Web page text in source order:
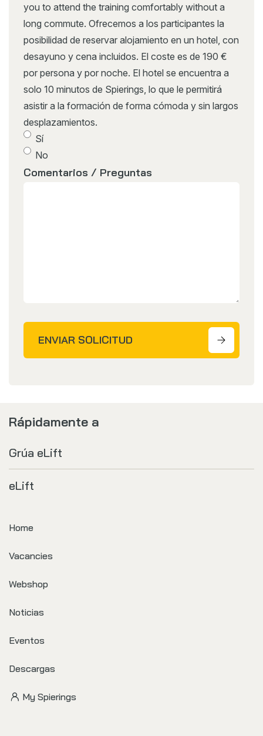
you to attend the training comfortably without a
long commute. Ofrecemos a los participantes la
posibilidad de reservar alojamiento en un hotel, con
desayuno y cena incluidos. El coste es de 190 €
por persona y por noche. El hotel se encuentra a
solo 10 minutos de Spierings, lo que le permitirá
asistir a la formación de forma cómoda y sin largos
desplazamientos.
Sí
No
Comentarios / Preguntas
ENVIAR SOLICITUD
Rápidamente a
Grúa eLift
eLift
Home
Vacancies
Webshop
Noticias
Eventos
Descargas
My Spierings